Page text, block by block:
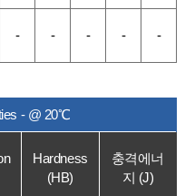
- - - - -
- @ 20℃
Hardness
(HB)
충격에너
지 (J)